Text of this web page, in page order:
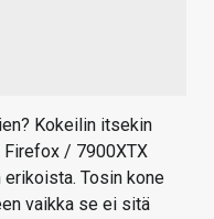
Kokeilin itsekin
Firefox / 7900XTX
erikoista. Tosin kone
vaikka se ei sitä